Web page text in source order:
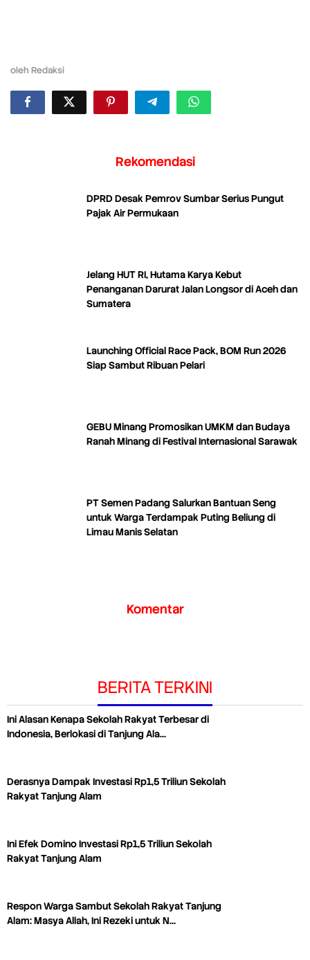
oleh Redaksi
Rekomendasi
DPRD Desak Pemrov Sumbar Serius Pungut
Pajak Air Permukaan
Jelang HUT RI, Hutama Karya Kebut
Penanganan Darurat Jalan Longsor di Aceh dan
Sumatera
Launching Official Race Pack, BOM Run 2026
Siap Sambut Ribuan Pelari
GEBU Minang Promosikan UMKM dan Budaya
Ranah Minang di Festival Internasional Sarawak
PT Semen Padang Salurkan Bantuan Seng
untuk Warga Terdampak Puting Beliung di
Limau Manis Selatan
Komentar
BERITA TERKINI
Ini Alasan Kenapa Sekolah Rakyat Terbesar di
Indonesia, Berlokasi di Tanjung Ala…
Derasnya Dampak Investasi Rp1,5 Triliun Sekolah
Rakyat Tanjung Alam
Ini Efek Domino Investasi Rp1,5 Triliun Sekolah
Rakyat Tanjung Alam
Respon Warga Sambut Sekolah Rakyat Tanjung
Alam: Masya Allah, Ini Rezeki untuk N…